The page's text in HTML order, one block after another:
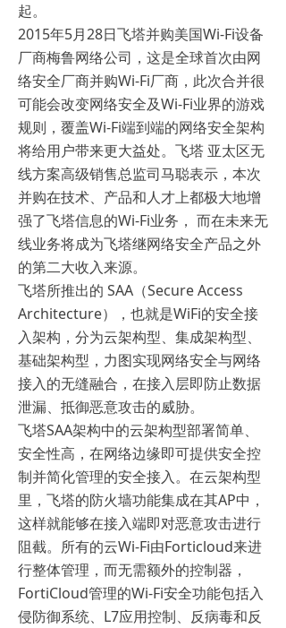
起。
2015年5月28日飞塔并购美国Wi-Fi设备
厂商梅鲁网络公司，这是全球首次由网
络安全厂商并购Wi-Fi厂商，此次合并很
可能会改变网络安全及Wi-Fi业界的游戏
规则，覆盖Wi-Fi端到端的网络安全架构
将给用户带来更大益处。飞塔 亚太区无
线方案高级销售总监司马聪表示，本次
并购在技术、产品和人才上都极大地增
强了飞塔信息的Wi-Fi业务， 而在未来无
线业务将成为飞塔继网络安全产品之外
的第二大收入来源。
飞塔所推出的 SAA（Secure Access
Architecture），也就是WiFi的安全接
入架构，分为云架构型、集成架构型、
基础架构型，力图实现网络安全与网络
接入的无缝融合，在接入层即防止数据
泄漏、抵御恶意攻击的威胁。
飞塔SAA架构中的云架构型部署简单、
安全性高，在网络边缘即可提供安全控
制并简化管理的安全接入。在云架构型
里，飞塔的防火墙功能集成在其AP中，
这样就能够在接入端即对恶意攻击进行
阻截。所有的云Wi-Fi由Forticloud来进
行整体管理，而无需额外的控制器，
FortiCloud管理的Wi-Fi安全功能包括入
侵防御系统、L7应用控制、反病毒和反